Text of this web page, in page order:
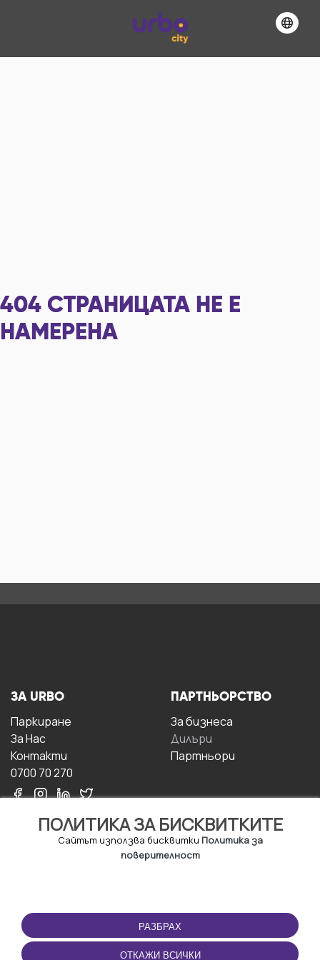
404 СТРАНИЦАТА НЕ Е
НАМЕРЕНА
ПОЛИТИКА ЗА БИСКВИТКИТЕ
Сайтът използва бисквитки Политика за
поверителност
РАЗБРАХ
ОТКАЖИ ВСИЧКИ
ЗА URBO
Паркиране
За Hас
Контакти
0700 70 270
ПАРТНЬОРСТВО
За бизнесa
Дилъри
Партньори
ПОЛЗВАНЕ
Правила и условия за
ползване
ПРИЛОЖЕНИЕТО